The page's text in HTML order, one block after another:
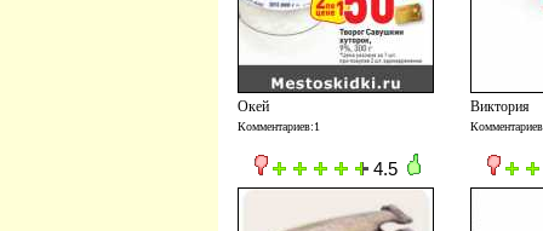
Окей
Комментариев:1
Виктория
4.5